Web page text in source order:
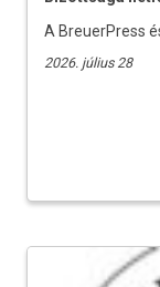
A BreuerPress
2026. július 28